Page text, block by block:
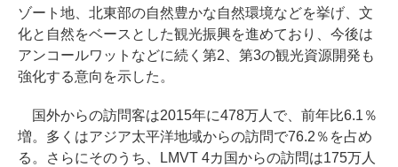
ゾート地、北東部の自然豊かな自然環境などを挙げ、文
化と自然をベースとした観光振興を進めており、今後は
アンコールワットなどに続く第2、第3の観光資源開発も
強化する意向を示した。
国外からの訪問客は2015年に478万人で、前年比6.1％
増。多くはアジア太平洋地域からの訪問で76.2％を占め
る。さらにそのうち、LMVT 4カ国からの訪問は175万人